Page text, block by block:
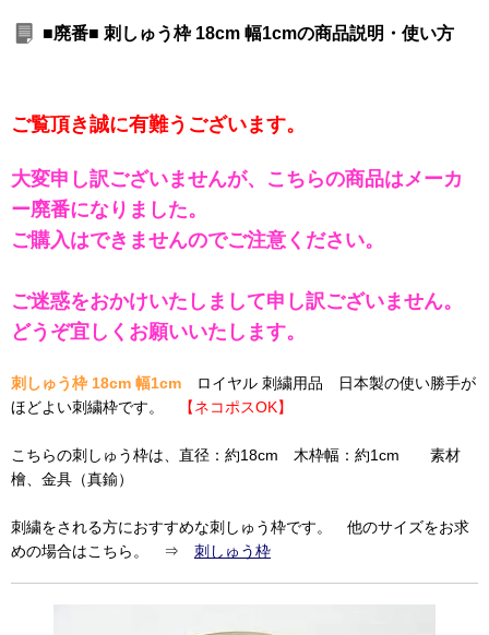
■廃番■ 刺しゅう枠 18cm 幅1cmの商品説明・使い方
ご覧頂き誠に有難うございます。
大変申し訳ございませんが、こちらの商品はメーカ
ー廃番になりました。
ご購入はできませんのでご注意ください。
ご迷惑をおかけいたしまして申し訳ございません。
どうぞ宜しくお願いいたします。
刺しゅう枠 18cm 幅1cm ロイヤル 刺繍用品 日本製の使い勝手が
ほどよい刺繍枠です。
【ネコポスOK】
こちらの刺しゅう枠は、直径：約18cm 木枠幅：約1cm 素材
檜、金具（真鍮）
刺繍をされる方におすすめな刺しゅう枠です。 他のサイズをお求
めの場合はこちら。 ⇒ 刺しゅう枠